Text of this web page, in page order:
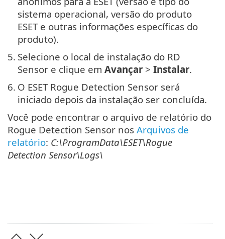
sistema operacional, versão do produto
ESET e outras informações específicas do
produto).
5. Selecione o local de instalação do RD
Sensor e clique em Avançar > Instalar.
6. O ESET Rogue Detection Sensor será
iniciado depois da instalação ser concluída.
Você pode encontrar o arquivo de relatório do
Rogue Detection Sensor nos Arquivos de
relatório: C:\ProgramData\ESET\Rogue
Detection Sensor\Logs\